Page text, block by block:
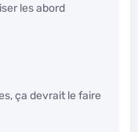
les abord
ça devrait le faire